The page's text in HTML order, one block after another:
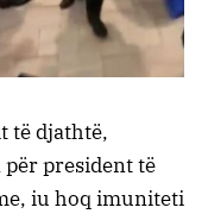
të djathtë,
president të
iu hoq imuniteti